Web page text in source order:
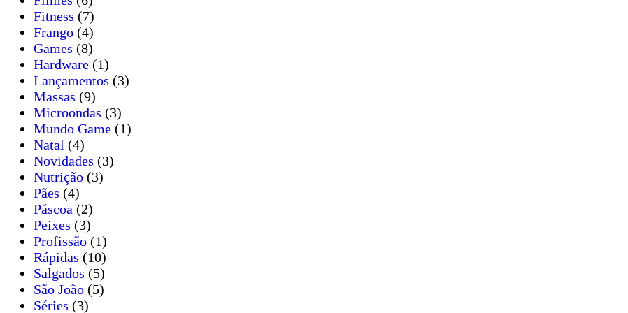
Fitness (7)
Frango (4)
Games (8)
Hardware (1)
Lançamentos (3)
Massas (9)
Microondas (3)
Mundo Game (1)
Natal (4)
Novidades (3)
Nutrição (3)
Pães (4)
Páscoa (2)
Peixes (3)
Profissão (1)
Rápidas (10)
Salgados (5)
São João (5)
Séries (3)